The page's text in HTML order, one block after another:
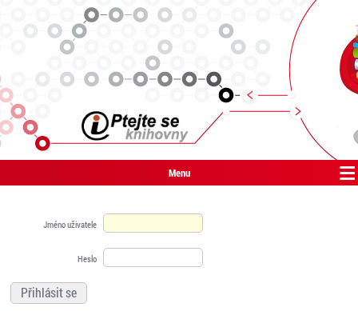
Menu
Jméno uživatele
Heslo